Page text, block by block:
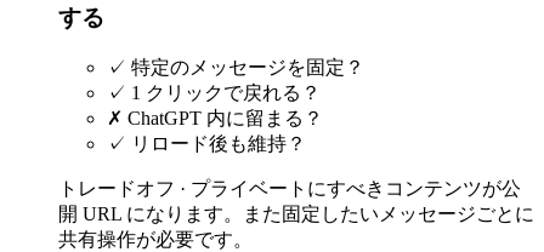
する
✓ 特定のメッセージを固定？
✓ 1 クリックで戻れる？
✗ ChatGPT 内に留まる？
✓ リロード後も維持？
トレードオフ · プライベートにすべきコンテンツが公
開 URL になります。また固定したいメッセージごとに
共有操作が必要です。